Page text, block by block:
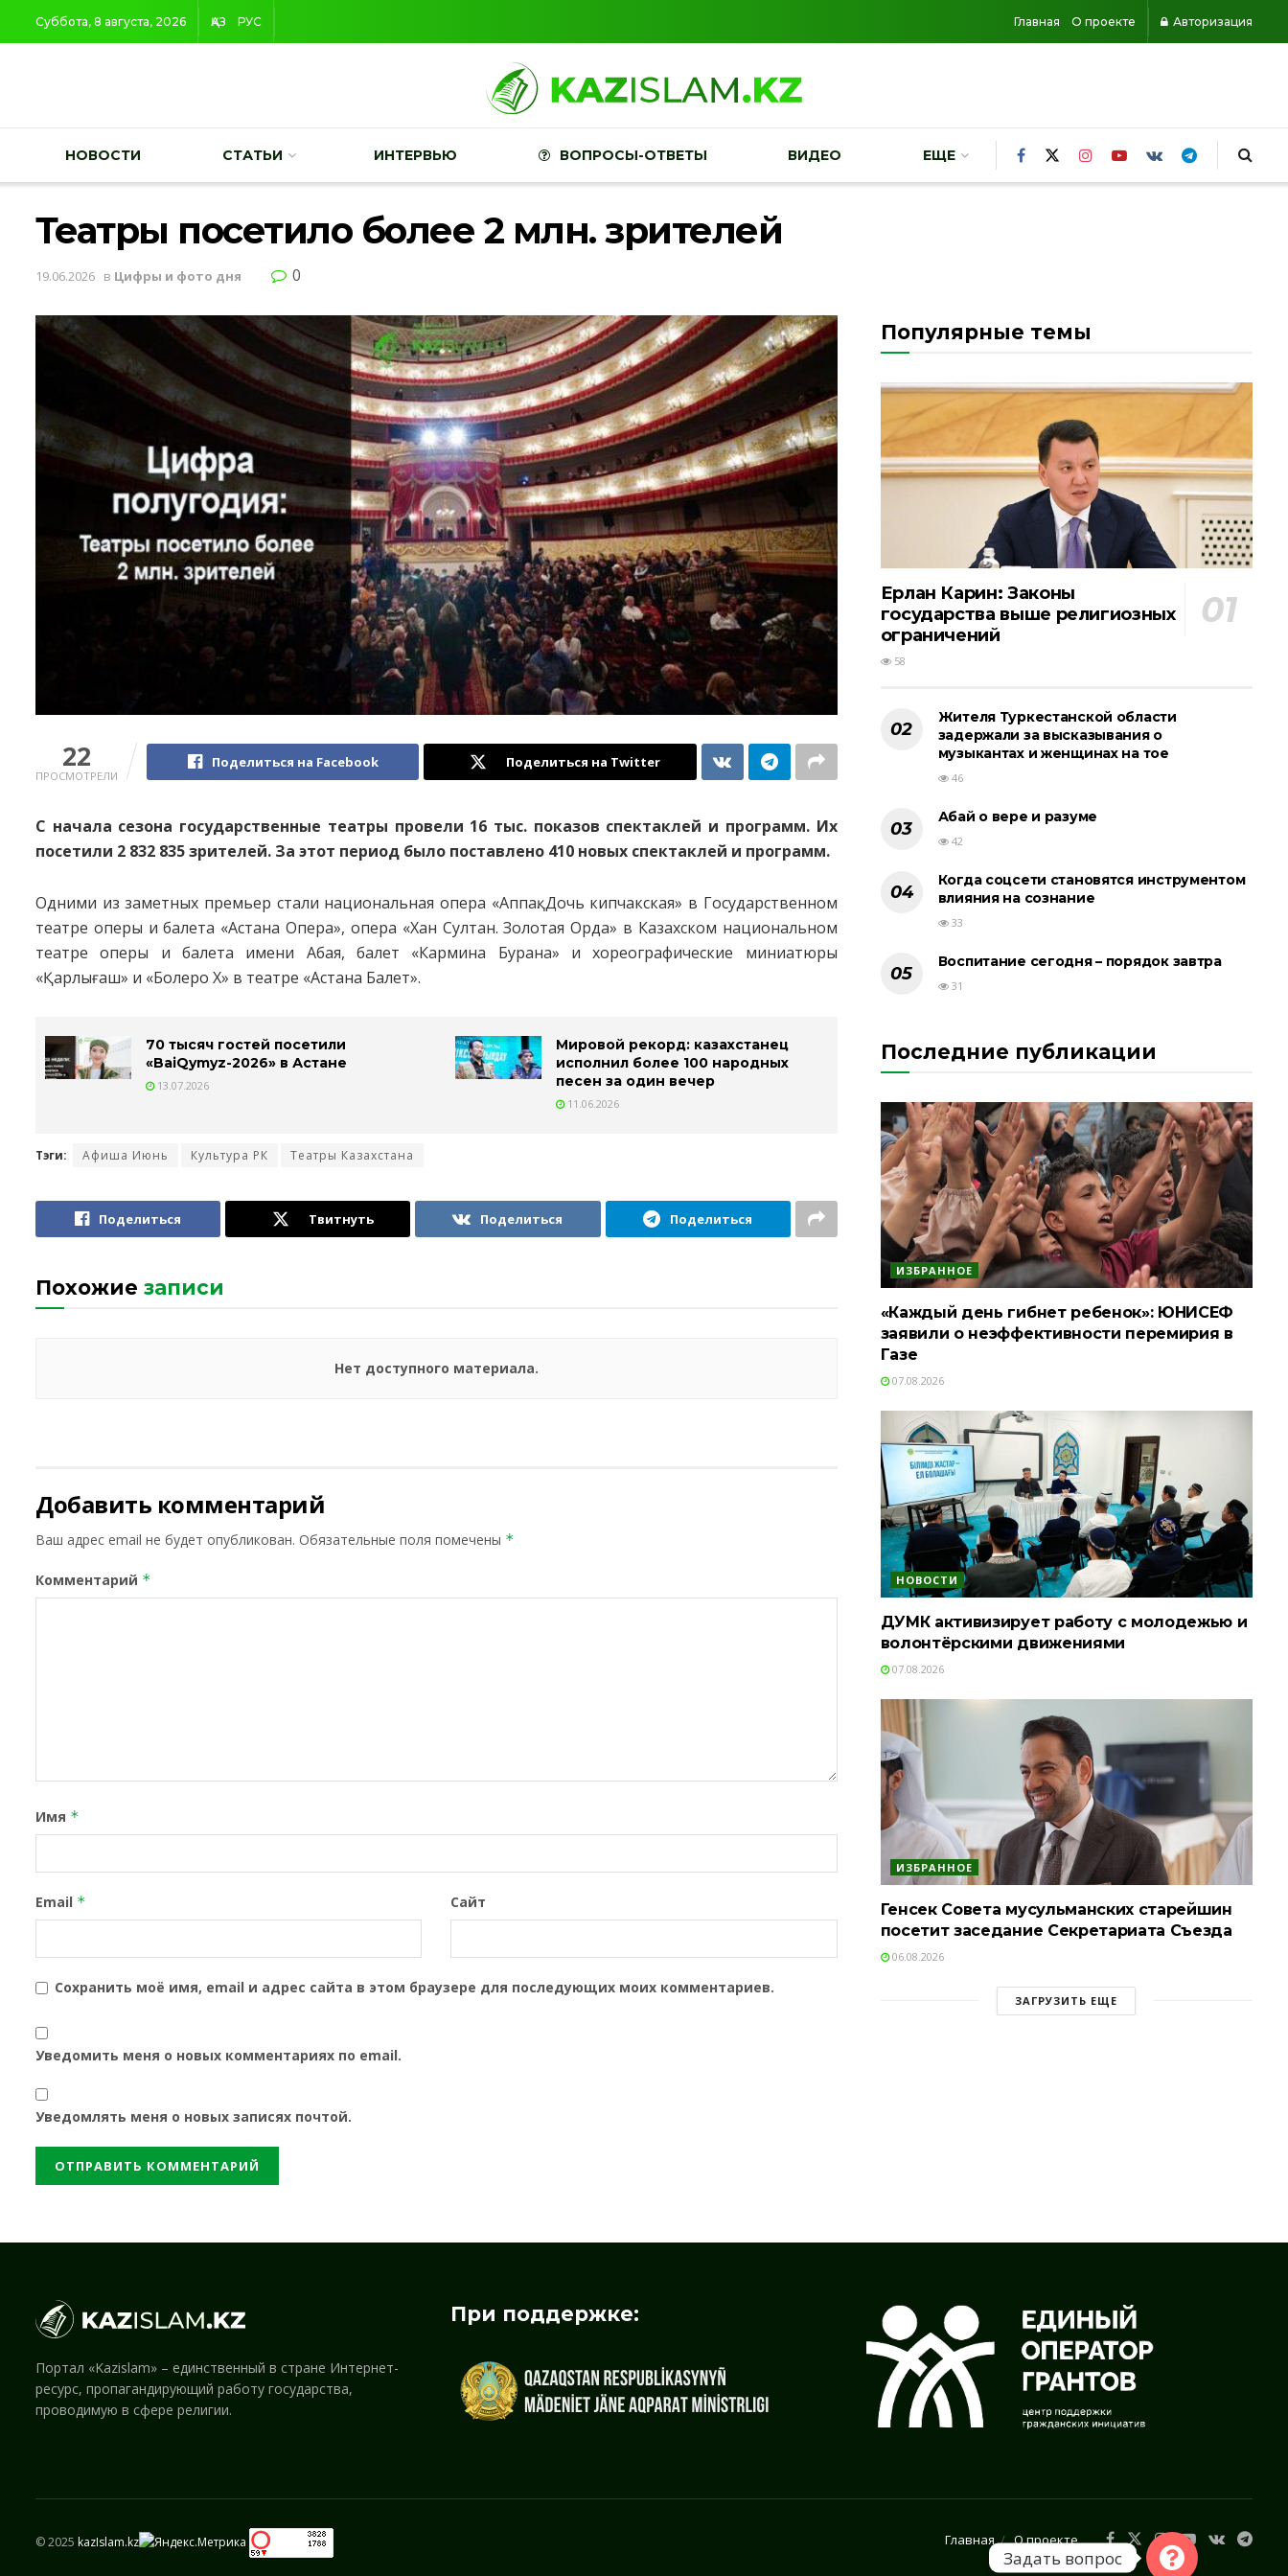
Суббота, 8 августа, 2026 ҚАЗ РУС Главная О проекте Авторизация
НОВОСТИ СТАТЬИ ИНТЕРВЬЮ ВОПРОСЫ-ОТВЕТЫ ВИДЕО ЕЩЕ
Театры посетило более 2 млн. зрителей
19.06.2026 в Цифры и фото дня 0
22
ПРОСМОТРЕЛИ
Поделиться на Facebook Поделиться на Twitter
С начала сезона государственные театры провели 16 тыс. показов спектаклей и программ. Их
посетили 2 832 835 зрителей. За этот период было поставлено 410 новых спектаклей и программ.
Одними из заметных премьер стали национальная опера «Аппақ. Дочь кипчакская» в Государственном
театре оперы и балета «Астана Опера», опера «Хан Султан. Золотая Орда» в Казахском национальном
театре оперы и балета имени Абая, балет «Кармина Бурана» и хореографические миниатюры
«Қарлығаш» и «Болеро Х» в театре «Астана Балет».
70 тысяч гостей посетили
«BaiQymyz-2026» в Астане
13.07.2026
Мировой рекорд: казахстанец
исполнил более 100 народных
песен за один вечер
11.06.2026
Тэги: Афиша Июнь Культура РК Театры Казахстана
Поделиться Твитнуть Поделиться Поделиться
Похожие записи
Нет доступного материала.
Добавить комментарий
Ваш адрес email не будет опубликован. Обязательные поля помечены *
Комментарий *
Имя *
Email * Сайт
Сохранить моё имя, email и адрес сайта в этом браузере для последующих моих комментариев.
Уведомить меня о новых комментариях по email.
Уведомлять меня о новых записях почтой.
Популярные темы
Ерлан Карин: Законы
государства выше религиозных
ограничений
58
Жителя Туркестанской области
задержали за высказывания о
музыкантах и женщинах на тое
46
Абай о вере и разуме
42
Когда соцсети становятся инструментом
влияния на сознание
33
Воспитание сегодня – порядок завтра
31
Последние публикации
ИЗБРАННОЕ
«Каждый день гибнет ребенок»: ЮНИСЕФ
заявили о неэффективности перемирия в
Газе
07.08.2026
НОВОСТИ
ДУМК активизирует работу с молодежью и
волонтёрскими движениями
07.08.2026
ИЗБРАННОЕ
Генсек Совета мусульманских старейшин
посетит заседание Секретариата Съезда
06.08.2026
ЗАГРУЗИТЬ ЕЩЕ
Портал «Kazislam» – единственный в стране Интернет-
ресурс, пропагандирующий работу государства,
проводимую в сфере религии.
При поддержке:
Главная О проекте
© 2025 kazIslam.kz
Задать вопрос